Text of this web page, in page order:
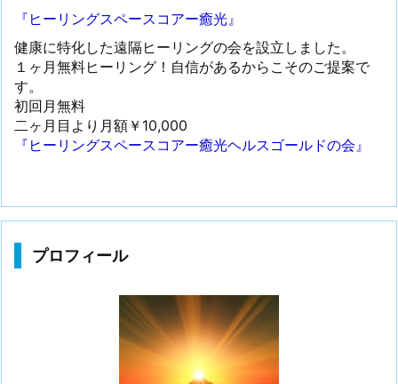
『ヒーリングスペースコアー癒光』
健康に特化した遠隔ヒーリングの会を設立しました。
１ヶ月無料ヒーリング！自信があるからこそのご提案で
す。
初回月無料
二ヶ月目より月額￥10,000
『ヒーリングスペースコアー癒光ヘルスゴールドの会』
プロフィール